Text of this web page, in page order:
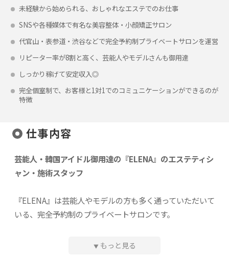
未経験から始められる、おしゃれなエステでのお仕事
SNSや各種媒体で有名な美容整体・小顔矯正サロン
代官山・表参道・渋谷などで完全予約制プライベートサロンを運営
リピーター率が8割と高く、芸能人やモデルさんも御用達
しっかり稼げて安定収入◎
完全個室制で、お客様と1対1でのコミュニケーションができるのが
特徴
仕事内容
芸能人・韓国アイドル御用達の『ELENA』のエステティシ
ャン・施術スタッフ
『ELENA』は芸能人やモデルの方も多く通っていただいて
いる、完全予約制のプライベートサロンです。
ある内面の筋肉や骨格をメインにELENA独自の技術で施
▼ もっと見る